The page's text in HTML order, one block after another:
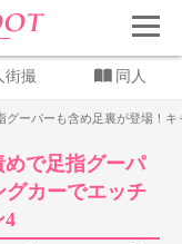
街撮 同人
グーパーも含め足裏が登場！
めで足指グーパ
グカーでエッチ
4